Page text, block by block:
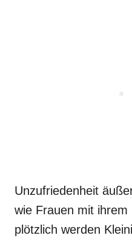
Unzufriedenheit
wie Frauen mit
plötzlich werden